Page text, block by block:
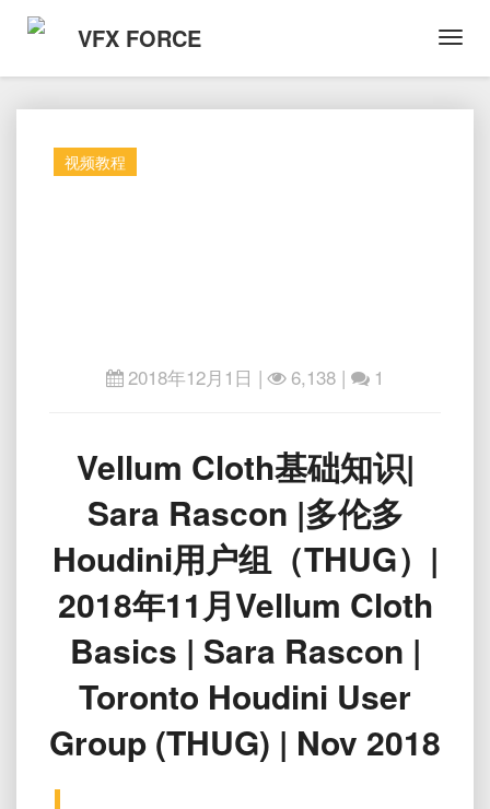
VFX FORCE
视频教程
2018年12月1日 | 6,138 | 1
Vellum
Cloth
基
础
知
识|
Sara
Rascon
|
多
伦
Houdini
用
Vellum Cloth基础知识|
Sara Rascon |多伦多
Houdini用户组（THUG）|
2018年11月Vellum Cloth
Basics | Sara Rascon |
Toronto Houdini User
Group (THUG) | Nov 2018